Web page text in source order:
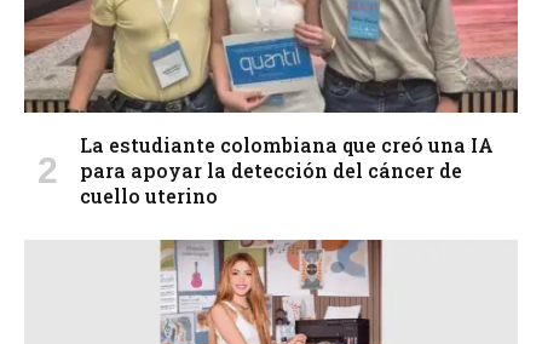
La estudiante colombiana que creó una IA
para apoyar la detección del cáncer de
cuello uterino